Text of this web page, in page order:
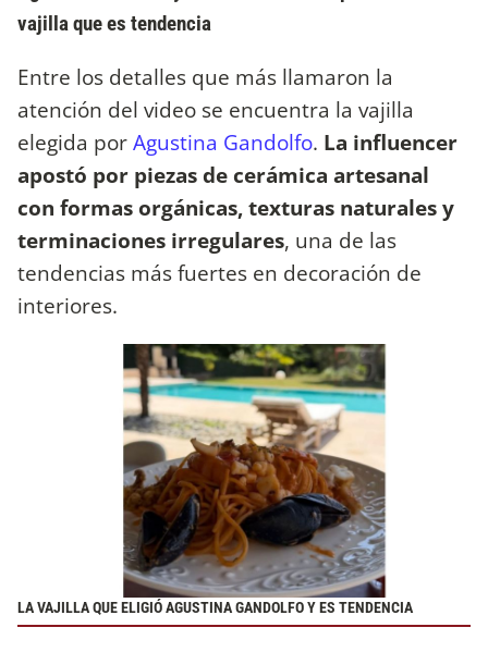
vajilla que es tendencia
Entre los detalles que más llamaron la
atención del video se encuentra la vajilla
elegida porAgustina Gandolfo. La influencer
apostó por piezas de cerámica artesanal
con formas orgánicas, texturas naturales y
terminaciones irregulares, una de las
tendencias más fuertes en decoración de
interiores.
LA VAJILLA QUE ELIGIÓ AGUSTINA GANDOLFO Y ES TENDENCIA